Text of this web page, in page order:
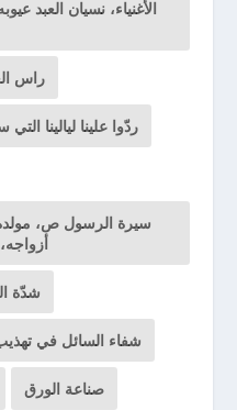
الأغنياء، نسيان العبد
راس
ردّوا علينا ليالينا
سيرة الرسول ص،
شدّة
شفاء السائل في
صناعة الورق